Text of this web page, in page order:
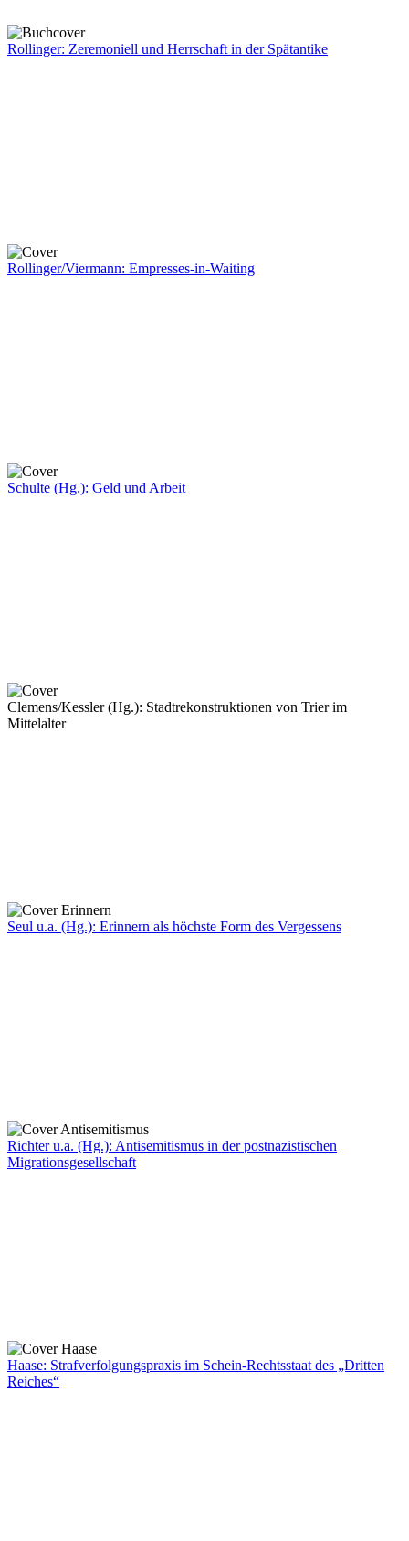
Rollinger: Zeremoniell und Herrschaft in der Spätantike
Rollinger/Viermann: Empresses-in-Waiting
Schulte (Hg.): Geld und Arbeit
Clemens/Kessler (Hg.): Stadtrekonstruktionen von Trier im
Mittelalter
Seul u.a. (Hg.): Erinnern als höchste Form des Vergessens
Richter u.a. (Hg.): Antisemitismus in der postnazistischen
Migrationsgesellschaft
Haase: Strafverfolgungspraxis im Schein-Rechtsstaat des „Dritten
Reiches“